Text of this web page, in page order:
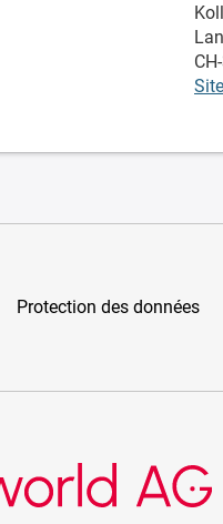
Protection des données